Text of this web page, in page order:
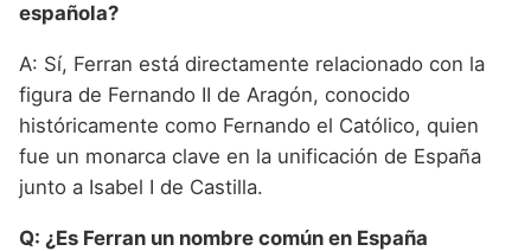
española?
A: Sí, Ferran está directamente relacionado con la
figura de Fernando II de Aragón, conocido
históricamente como Fernando el Católico, quien
fue un monarca clave en la unificación de España
junto a Isabel I de Castilla.
Q: ¿Es Ferran un nombre común en España